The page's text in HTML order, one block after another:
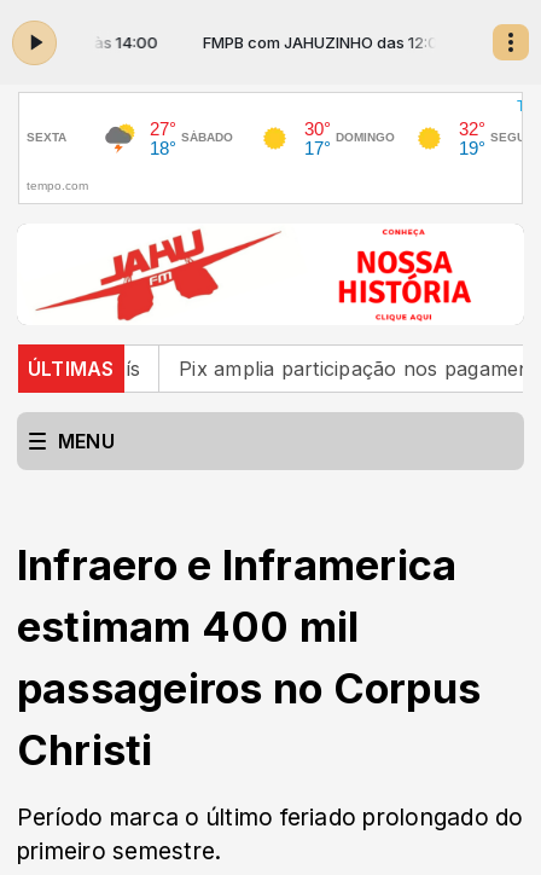
12:05 às 14:00 FMPB com JAHUZINHO das 12:05 às 14:00
ÚLTIMAS
país Pix amplia participação nos pagamentos em
MENU
Infraero e Inframerica
estimam 400 mil
passageiros no Corpus
Christi
Período marca o último feriado prolongado do
primeiro semestre.